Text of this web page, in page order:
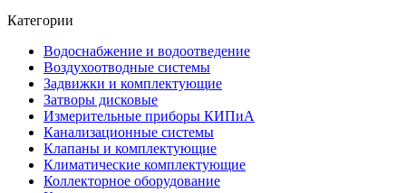
Категории
Водоснабжение и водоотведение
Воздухоотводные системы
Задвижки и комплектующие
Затворы дисковые
Измерительные приборы КИПиА
Канализационные системы
Клапаны и комплектующие
Климатические комплектующие
Коллекторное оборудование